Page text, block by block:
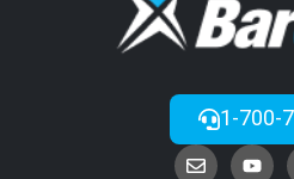
1-700-